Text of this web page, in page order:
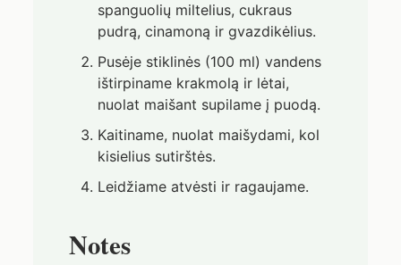
spanguolių miltelius, cukraus
pudrą, cinamoną ir gvazdikėlius.
Pusėje stiklinės (100 ml) vandens
ištirpiname krakmolą ir lėtai,
nuolat maišant supilame į puodą.
Kaitiname, nuolat maišydami, kol
kisielius sutirštės.
Leidžiame atvėsti ir ragaujame.
Notes